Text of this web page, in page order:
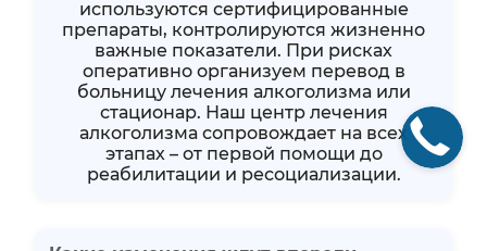
используются сертифицированные
препараты, контролируются жизненно
важные показатели. При рисках
оперативно организуем перевод в
больницу лечения алкоголизма или
стационар. Наш центр лечения
алкоголизма сопровождает на всех
этапах – от первой помощи до
реабилитации и ресоциализации.